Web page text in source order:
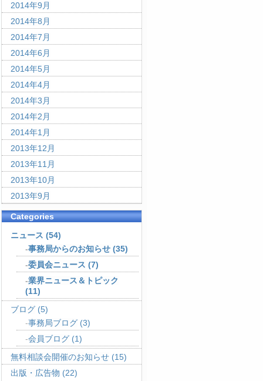
2014年9月
2014年8月
2014年7月
2014年6月
2014年5月
2014年4月
2014年3月
2014年2月
2014年1月
2013年12月
2013年11月
2013年10月
2013年9月
Categories
ニュース (54)
事務局からのお知らせ (35)
委員会ニュース (7)
業界ニュース＆トピック
(11)
ブログ (5)
事務局ブログ (3)
会員ブログ (1)
無料相談会開催のお知らせ (15)
出版・広告物 (22)